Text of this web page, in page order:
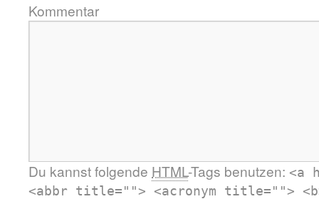
Kommentar
Du kannst folgende HTML-Tags benutzen: <a
<abbr title=""> <acronym title="">